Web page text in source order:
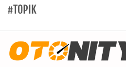
#TOPIK